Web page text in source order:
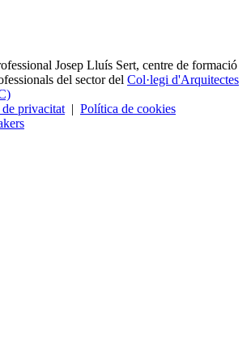
Josep Lluís Sert, centre de formació
del sector del Col·legi d'Arquitectes
privacitat | Política de cookies